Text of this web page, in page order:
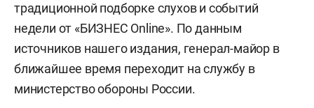
традиционной подборке слухов и событий
недели от «БИЗНЕС Online». По данным
источников нашего издания, генерал-майор в
ближайшее время переходит на службу в
министерство обороны России.